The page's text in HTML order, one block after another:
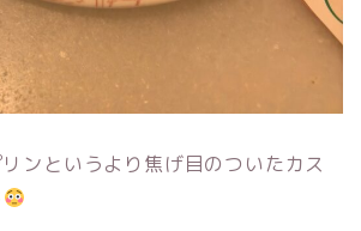
ンというより焦げ目のついたカス